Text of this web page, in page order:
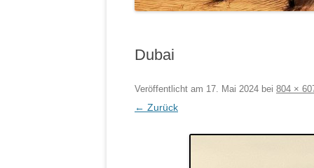
Dubai
Veröffentlicht am 17. Mai 2024 bei 804 ×
← Zurück